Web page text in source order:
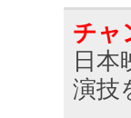
チャ
日本
演技